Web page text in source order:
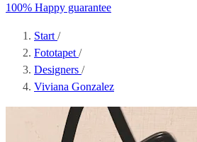
100% Happy guarantee
Start /
Fototapet /
Designers /
Viviana Gonzalez